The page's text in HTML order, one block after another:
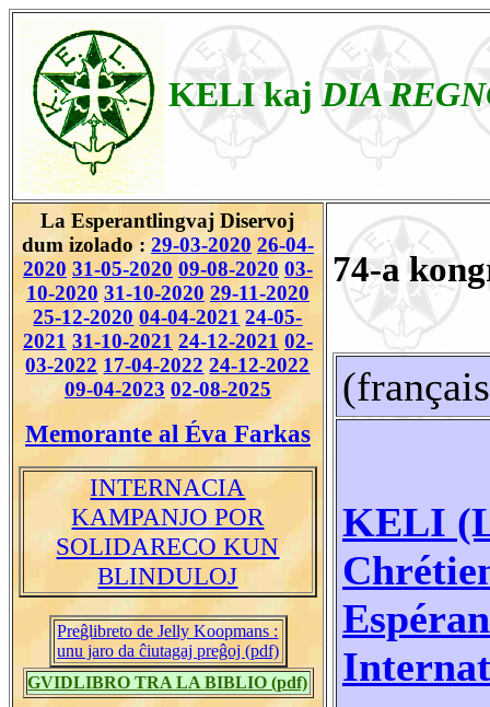
KELI kaj DIA
La Esperantlingvaj Diservoj
dum izolado :29-03-2020 26-04-
2020 31-05-2020 09-08-2020 03-
10-2020 31-10-2020 29-11-2020
25-12-2020 04-04-2021 24-05-
2021 31-10-2021 24-12-2021 02-
03-2022 17-04-2022 24-12-2022
09-04-2023 02-08-2025
Memorante al Éva Farkas
INTERNACIA
KAMPANJO POR
SOLIDARECO KUN
BLINDULOJ
Preĝlibreto de Jelly Koopmans :
unu jaro da ĉiutagaj preĝoj (pdf)
GVIDLIBRO TRA LA BIBLIO (pdf)
74-a
KELI